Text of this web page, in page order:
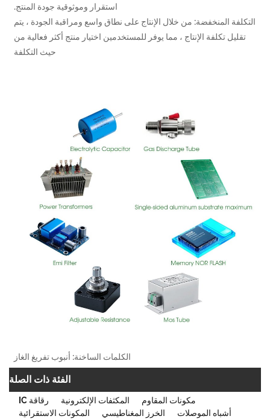
استقرار وموثوقية جودة المنتج.
المنخفضة: من خلال الإنتاج على نطاق واسع ومراقبة الجودة ، يتم
تكلفة الإنتاج ، مما يوفر للمستخدمين اختيار منتج أكثر فعالية من
حيث التكلفة
الكلمات الساخنة: أنبوب تفريغ الغاز
الفئة ذات الصلة
رقاقة IC المكثفات الإلكترونية
مكونات المقاوم
المكونات الاستقرائية
الخرز المغناطيسي
أشباه الموصلات